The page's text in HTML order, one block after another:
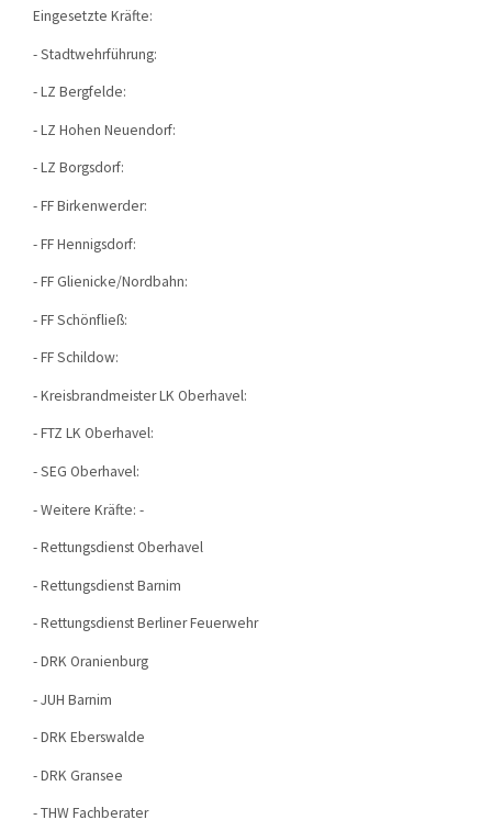
Eingesetzte Kräfte:
- Stadtwehrführung:
- LZ Bergfelde:
- LZ Hohen Neuendorf:
- LZ Borgsdorf:
- FF Birkenwerder:
- FF Hennigsdorf:
- FF Glienicke/Nordbahn:
- FF Schönfließ:
- FF Schildow:
- Kreisbrandmeister LK Oberhavel:
- FTZ LK Oberhavel:
- SEG Oberhavel:
- Weitere Kräfte: -
- Rettungsdienst Oberhavel
- Rettungsdienst Barnim
- Rettungsdienst Berliner Feuerwehr
- DRK Oranienburg
- JUH Barnim
- DRK Eberswalde
- DRK Gransee
- THW Fachberater